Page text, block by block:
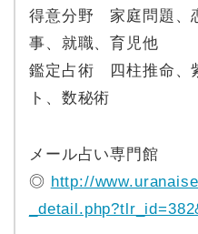
得意分野 家庭問題、
事、就職、育児他
鑑定占術 四柱推命、
ト、数秘術
メール占い専門館
◎ http://